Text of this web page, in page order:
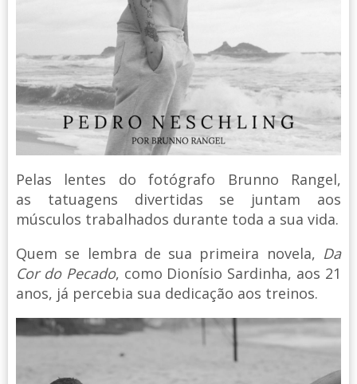
Pelas lentes do fotógrafo Brunno Rangel,
as tatuagens divertidas se juntam aos
músculos trabalhados durante toda a sua vida.
Quem se lembra de sua primeira novela, Da
Cor do Pecado, como Dionísio Sardinha, aos 21
anos, já percebia sua dedicação aos treinos.